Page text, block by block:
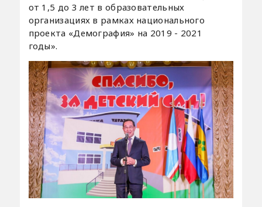
от 1,5 до 3 лет в образовательных
организациях в рамках национального
проекта «Демография» на 2019 - 2021
годы».